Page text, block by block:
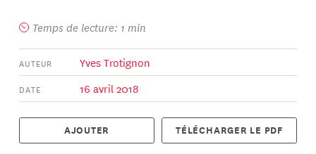
Temps de lecture: 1 min
AUTEUR Yves Trotignon
DATE 16 avril 2018
AJOUTER TÉLÉCHARGER LE PDF